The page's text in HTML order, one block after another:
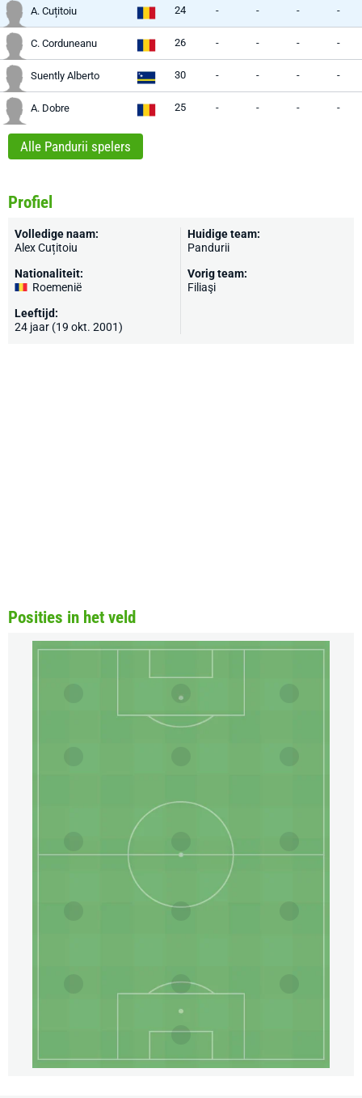
A. Cuțitoiu 24 - - - -
C. Corduneanu 26 - - - -
Suently Alberto 30 - - - -
A. Dobre 25 - - - -
Alle Pandurii spelers
Profiel
Volledige naam:
Alex Cuțitoiu
Nationaliteit:
Roemenië
Leeftijd:
24 jaar (19 okt. 2001)
Huidige team:
Pandurii
Vorig team:
Filiaşi
Posities in het veld